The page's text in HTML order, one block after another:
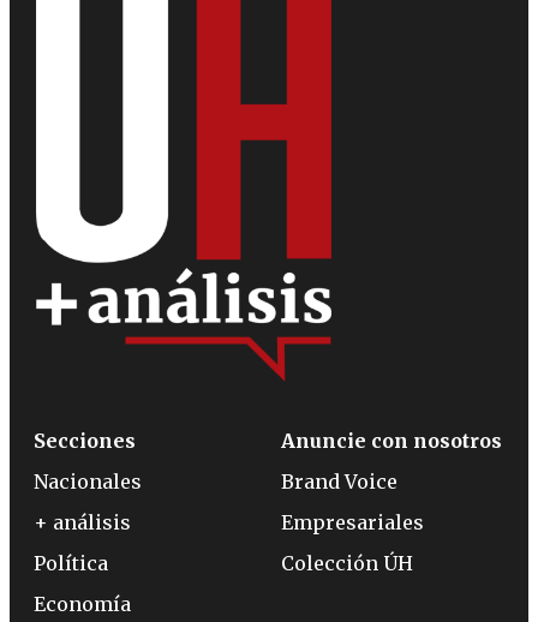
Secciones
Nacionales
+ análisis
Política
Economía
Anuncie con nosotros
Brand Voice
Empresariales
Colección ÚH